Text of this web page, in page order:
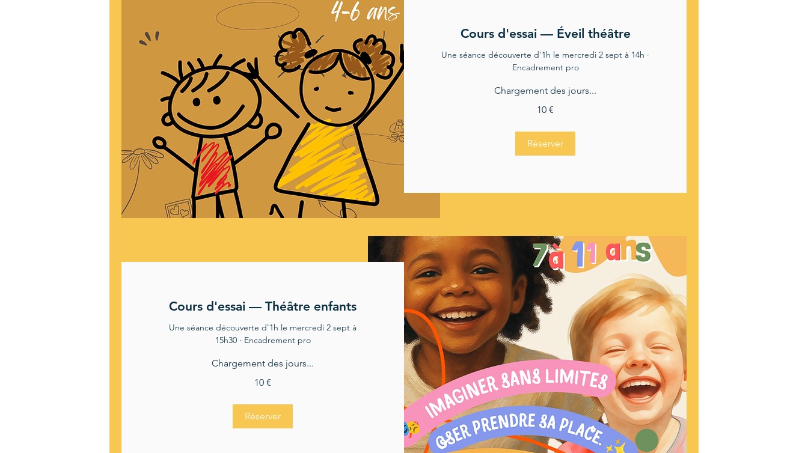
Cours d'essai — Éveil théâtre
Une séance découverte d'1h le mercredi 2 sept à 14h ·
Encadrement pro
Chargement des jours...
10 €
Réserver
Cours d'essai — Théâtre enfants
Une séance découverte d'1h le mercredi 2 sept à
15h30 · Encadrement pro
Chargement des jours...
10 €
Réserver